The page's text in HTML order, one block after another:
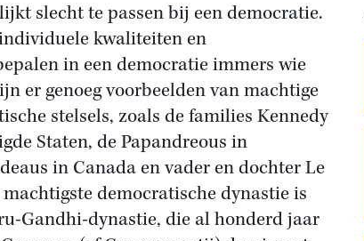
slecht te passen bij een democratie.
kwaliteiten en
in een democratie immers wie
er genoeg voorbeelden van machtige
stelsels, zoals de families Kennedy
Staten, de Papandreous in
in Canada en vader en dochter Le
democratische dynastie is
Gandhi-dynastie, die al honderd jaar